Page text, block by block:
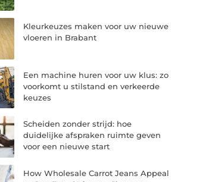
Kleurkeuzes maken voor uw nieuwe
vloeren in Brabant
Een machine huren voor uw klus: zo
voorkomt u stilstand en verkeerde
keuzes
Scheiden zonder strijd: hoe
duidelijke afspraken ruimte geven
voor een nieuwe start
How Wholesale Carrot Jeans Appeal